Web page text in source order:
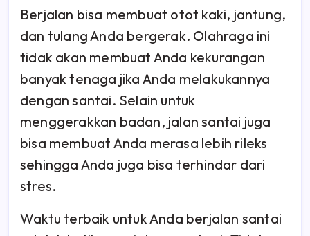
Berjalan bisa membuat otot kaki, jantung,
dan tulang Anda bergerak. Olahraga ini
tidak akan membuat Anda kekurangan
banyak tenaga jika Anda melakukannya
dengan santai. Selain untuk
menggerakkan badan, jalan santai juga
bisa membuat Anda merasa lebih rileks
sehingga Anda juga bisa terhindar dari
stres.
Waktu terbaik untuk Anda berjalan santai